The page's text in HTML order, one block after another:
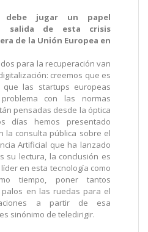
debe jugar un papel
salida de esta crisis
de la Unión Europea en
para la recuperación van
creemos que es
las startups europeas
con las normas
pensadas desde la óptica
días hemos presentado
la consulta pública sobre el
Artificial que ha lanzado
su lectura, la conclusión es
en esta tecnología como
tiempo, poner tantos
en las ruedas para el
a partir de esa
sinónimo de teledirigir.